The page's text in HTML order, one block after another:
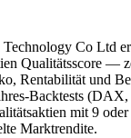
Technology Co Ltd
Qualitätsscore —
Rentabilität und
Backtests
mit 9
Marktrendite.